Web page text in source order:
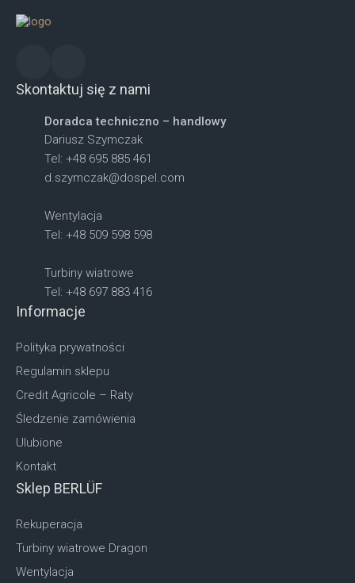
Skontaktuj się z nami
Doradca techniczno – handlowy
Dariusz Szymczak
Tel: +48 695 885 461
d.szymczak@dospel.com
Wentylacja
Tel: +48 509 598 598
Turbiny wiatrowe
Tel: +48 697 883 416
Informacje
Polityka prywatności
Regulamin sklepu
Credit Agricole – Raty
Śledzenie zamówienia
Ulubione
Kontakt
Sklep BERLÜF
Rekuperacja
Turbiny wiatrowe Dragon
Wentylacja